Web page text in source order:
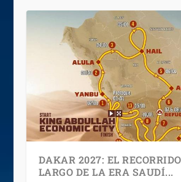
DAKAR 2027: EL
LARGO DE LA ERA SAUDÍ...